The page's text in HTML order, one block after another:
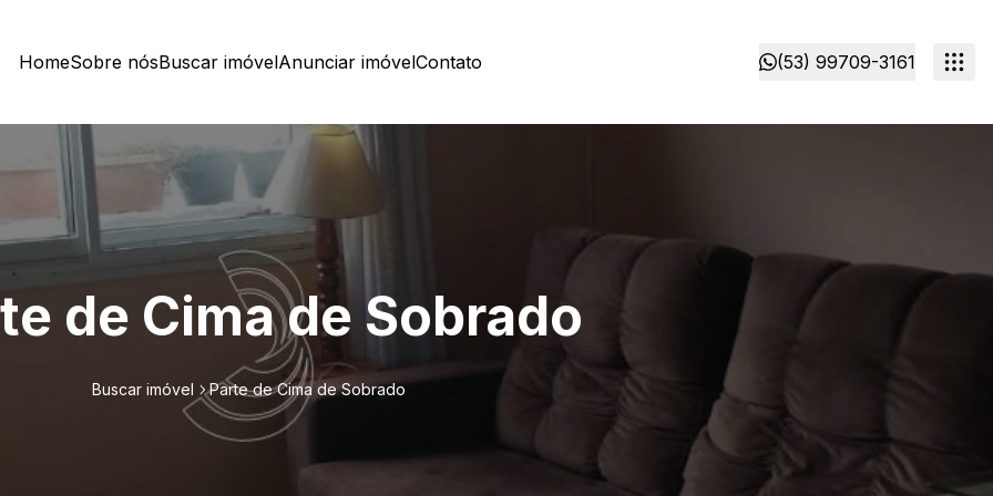
HomeSobre nósBuscar imóvelAnunciar imóvelContato (53) 99709-3161
de Cima de Sobrado
Buscar imóvel Parte de Cima de Sobrado